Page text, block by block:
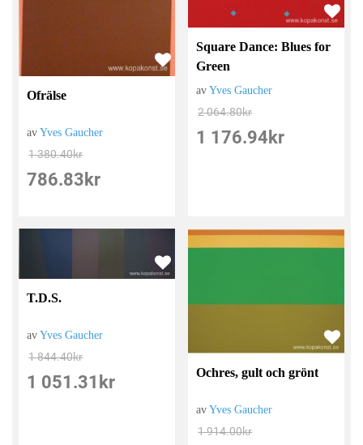
Ofrälse
avYves Gaucher
1 380.40kr
786.83 kr
Square Dance: Blues for
Green
avYves Gaucher
2 064.80kr
1 176.94 kr
T.D.S.
avYves Gaucher
1 844.40kr
1 051.31 kr Ochres, gult och grönt
avYves Gaucher
1 914.00kr